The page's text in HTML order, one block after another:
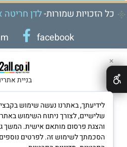
כל הזכויות שמורות-לדן חריטה
facebook
בניית
✕
שלישיים, לצורך ניתוח השימוש
והצגת פרסום מותאם אישית. המשך
הסכמתך לשימוש זה. לפרטים נוספים